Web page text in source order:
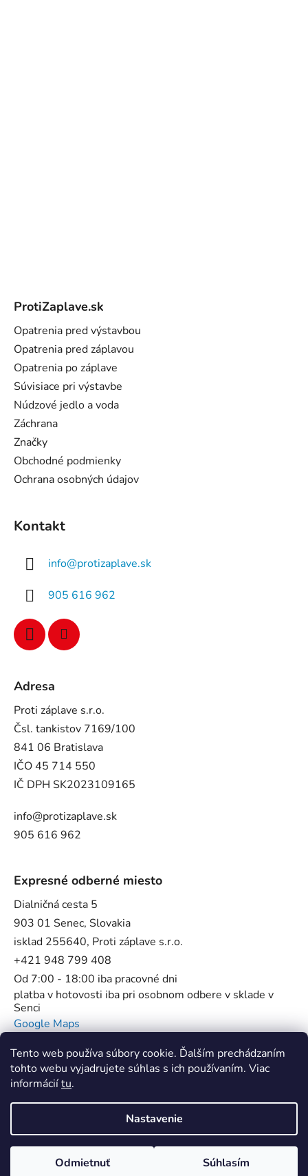
Tento web používa súbory cookie. Ďalším prechádzaním
tohto webu vyjadrujete súhlas s ich používaním. Viac
informáciítu.
Nastavenie
Odmietnuť Súhlasím
ProtiZaplave.sk
Opatrenia pred výstavbou
Opatrenia pred záplavou
Opatrenia po záplave
Súvisiace pri výstavbe
Núdzové jedlo a voda
Záchrana
Značky
Obchodné podmienky
Ochrana osobných údajov
Kontakt
info@protizaplave.sk
905 616 962
Adresa
Proti záplave s.r.o.
Čsl. tankistov 7169/100
841 06 Bratislava
IČO 45 714 550
IČ DPH SK2023109165
info@protizaplave.sk
905 616 962
Expresné odberné miesto
Dialničná cesta 5
903 01 Senec, Slovakia
isklad 255640, Proti záplave s.r.o.
+421 948 799 408
Od 7:00 - 18:00 iba pracovné dni
platba v hotovosti iba pri osobnom odbere v sklade v
Senci
Google Maps
Flowstop - Proti povodňové bariéry //
SUP Star Pump - Špecialista na pumpy
Vytvoril Shoptet
Copyright 2026
. Všetky práva